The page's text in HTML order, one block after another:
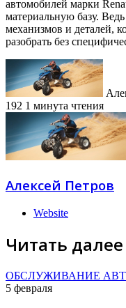
автомобилей марки
материальную базу.
механизмов и деталей,
разобрать без
192 1 минута чтения
Алексей Петров
Website
Читать далее
ОБСЛУЖИВАНИЕ
5 февраля